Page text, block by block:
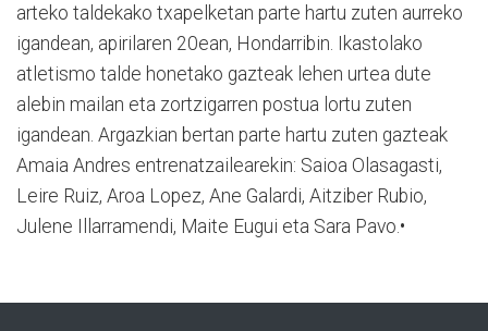
arteko taldekako txapelketan parte hartu zuten aurreko
igandean, apirilaren 20ean, Hondarribin. Ikastolako
atletismo talde honetako gazteak lehen urtea dute
alebin mailan eta zortzigarren postua lortu zuten
igandean. Argazkian bertan parte hartu zuten gazteak
Amaia Andres entrenatzailearekin: Saioa Olasagasti,
Leire Ruiz, Aroa Lopez, Ane Galardi, Aitziber Rubio,
Julene Illarramendi, Maite Eugui eta Sara Pavo.•